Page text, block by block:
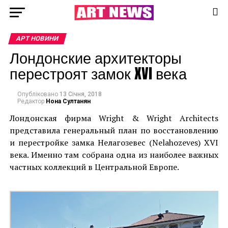
АРТ НОВИНИ
Лондонские архитекторы
перестроят замок XVI века
Опубліковано 13 Січня, 2018
Редактор Нона Султанян
Лондонская фирма Wright & Wright Architects
представила генеральный план по восстановлению
и перестройке замка Нелагозевес (Nelahozeves) XVI
века. Именно там собрана одна из наиболее важных
частных коллекций в Центральной Европе.